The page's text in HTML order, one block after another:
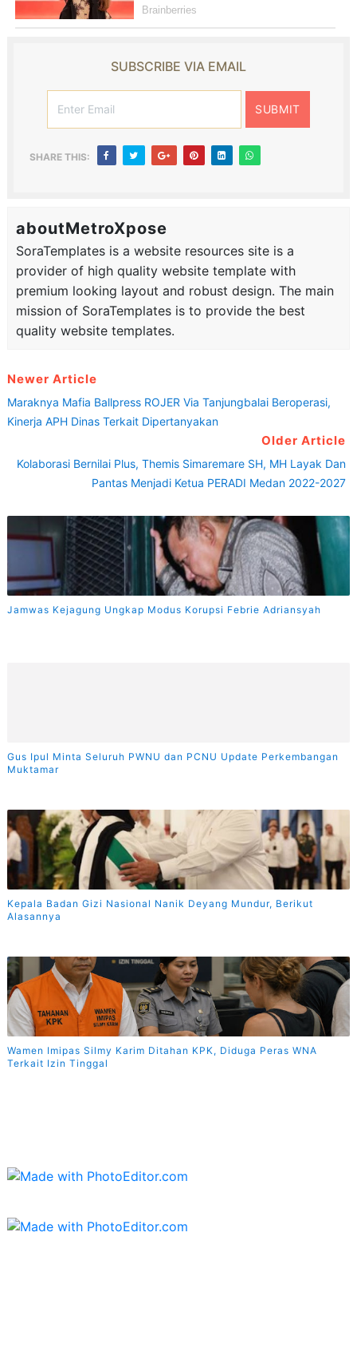
SUBSCRIBE VIA EMAIL
SHARE THIS:
aboutMetroXpose
SoraTemplates is a website resources site is a
provider of high quality website template with
premium looking layout and robust design. The main
mission of SoraTemplates is to provide the best
quality website templates.
Newer Article
Maraknya Mafia Ballpress ROJER Via Tanjungbalai Beroperasi,
Kinerja APH Dinas Terkait Dipertanyakan
Older Article
Kolaborasi Bernilai Plus, Themis Simaremare SH, MH Layak Dan
Pantas Menjadi Ketua PERADI Medan 2022-2027
Jamwas Kejagung Ungkap Modus Korupsi Febrie Adriansyah
Gus Ipul Minta Seluruh PWNU dan PCNU Update Perkembangan
Muktamar
Kepala Badan Gizi Nasional Nanik Deyang Mundur, Berikut
Alasannya
Wamen Imipas Silmy Karim Ditahan KPK, Diduga Peras WNA
Terkait Izin Tinggal